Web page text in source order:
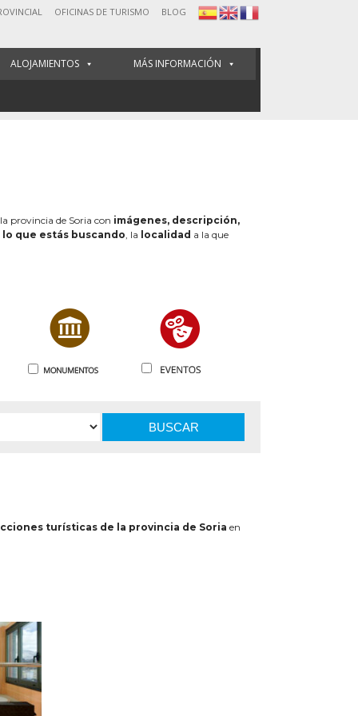
OFICINAS DE TURISMO BLOG
ALOJAMIENTOS MÁS INFORMACIÓN
provincia de Soria con imágenes, descripción,
lo que estás buscando, la localidad a la que
BUSCAR
turísticas de la provincia de Soria en